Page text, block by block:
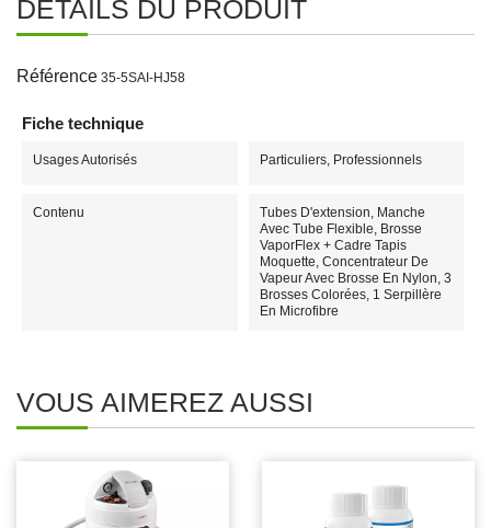
DÉTAILS DU PRODUIT
Référence 35-5SAI-HJ58
Fiche technique
Usages Autorisés Particuliers, Professionnels
Contenu
Tubes D'extension, Manche
Avec Tube Flexible, Brosse
VaporFlex + Cadre Tapis
Moquette, Concentrateur De
Vapeur Avec Brosse En Nylon, 3
Brosses Colorées, 1 Serpillère
En Microfibre
VOUS AIMEREZ AUSSI